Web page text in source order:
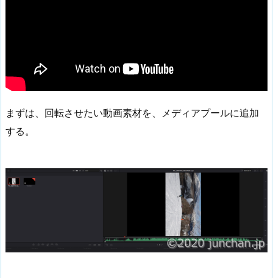
まずは、回転させたい動画素材を、メディアプールに追加
する。